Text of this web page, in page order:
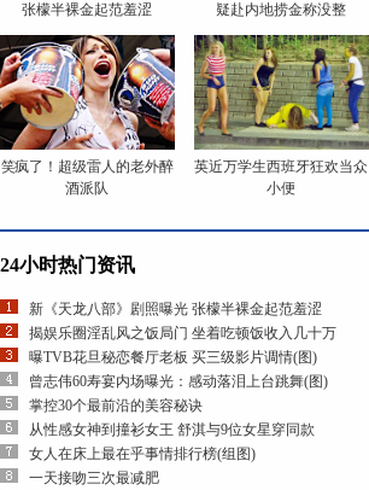
张檬半裸金起范羞涩 疑赴内地捞金称没整
笑疯了！超级雷人的老外醉
酒派队
英近万学生西班牙狂欢当众
小便
24小时热门资讯
新《天龙八部》剧照曝光 张檬半裸金起范羞涩
揭娱乐圈淫乱风之饭局门 坐着吃顿饭收入几十万
曝TVB花旦秘恋餐厅老板 买三级影片调情(图)
曾志伟60寿宴内场曝光：感动落泪上台跳舞(图)
掌控30个最前沿的美容秘诀
从性感女神到撞衫女王 舒淇与9位女星穿同款
女人在床上最在乎事情排行榜(组图)
一天接吻三次最减肥